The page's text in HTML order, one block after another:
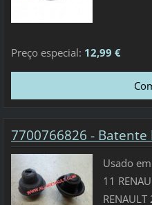
Preço especial: 12,99 €
7700766826 -
Usado
11
RENAULT